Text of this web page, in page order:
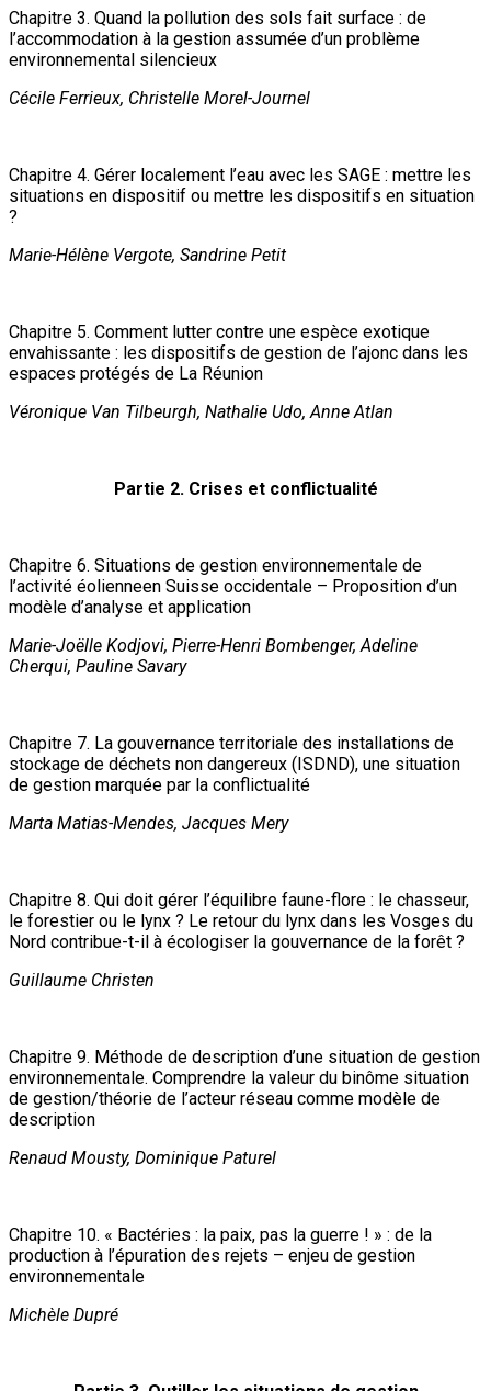
Chapitre 3. Quand la pollution des sols fait surface : de
l’accommodation à la gestion assumée d’un problème
environnemental silencieux
Cécile Ferrieux, Christelle Morel-Journel
Chapitre 4. Gérer localement l’eau avec les SAGE : mettre les
situations en dispositif ou mettre les dispositifs en situation
?
Marie-Hélène Vergote, Sandrine Petit
Chapitre 5. Comment lutter contre une espèce exotique
envahissante : les dispositifs de gestion de l’ajonc dans les
espaces protégés de La Réunion
Véronique Van Tilbeurgh, Nathalie Udo, Anne Atlan
Partie 2. Crises et conflictualité
Chapitre 6. Situations de gestion environnementale de
l’activité éolienneen Suisse occidentale – Proposition d’un
modèle d’analyse et application
Marie-Joëlle Kodjovi, Pierre-Henri Bombenger, Adeline
Cherqui, Pauline Savary
Chapitre 7. La gouvernance territoriale des installations de
stockage de déchets non dangereux (ISDND), une situation
de gestion marquée par la conflictualité
Marta Matias-Mendes, Jacques Mery
Chapitre 8. Qui doit gérer l’équilibre faune-flore : le chasseur,
le forestier ou le lynx ? Le retour du lynx dans les Vosges du
Nord contribue-t-il à écologiser la gouvernance de la forêt ?
Guillaume Christen
Chapitre 9. Méthode de description d’une situation de gestion
environnementale. Comprendre la valeur du binôme situation
de gestion/théorie de l’acteur réseau comme modèle de
description
Renaud Mousty, Dominique Paturel
Chapitre 10. « Bactéries : la paix, pas la guerre ! » : de la
production à l’épuration des rejets – enjeu de gestion
environnementale
Michèle Dupré